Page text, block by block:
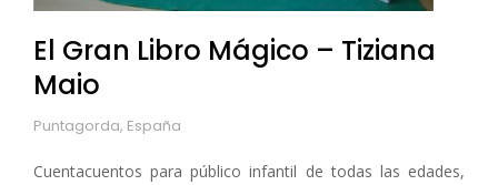
El Gran Libro Mágico – Tiziana
Maio
Puntagorda, España
Cuentacuentos para público infantil de todas las edades,